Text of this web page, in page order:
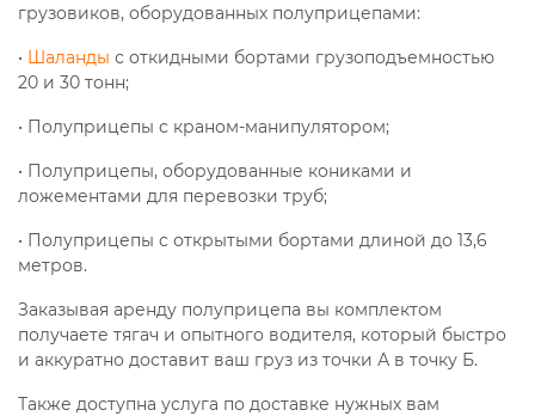
грузовиков, оборудованных полуприцепами:
• Шаланды с откидными бортами грузоподъемностью
20 и 30 тонн;
• Полуприцепы с краном-манипулятором;
• Полуприцепы, оборудованные кониками и
ложементами для перевозки труб;
• Полуприцепы с открытыми бортами длиной до 13,6
метров.
Заказывая аренду полуприцепа вы комплектом
получаете тягач и опытного водителя, который быстро
и аккуратно доставит ваш груз из точки А в точку Б.
Также доступна услуга по доставке нужных вам